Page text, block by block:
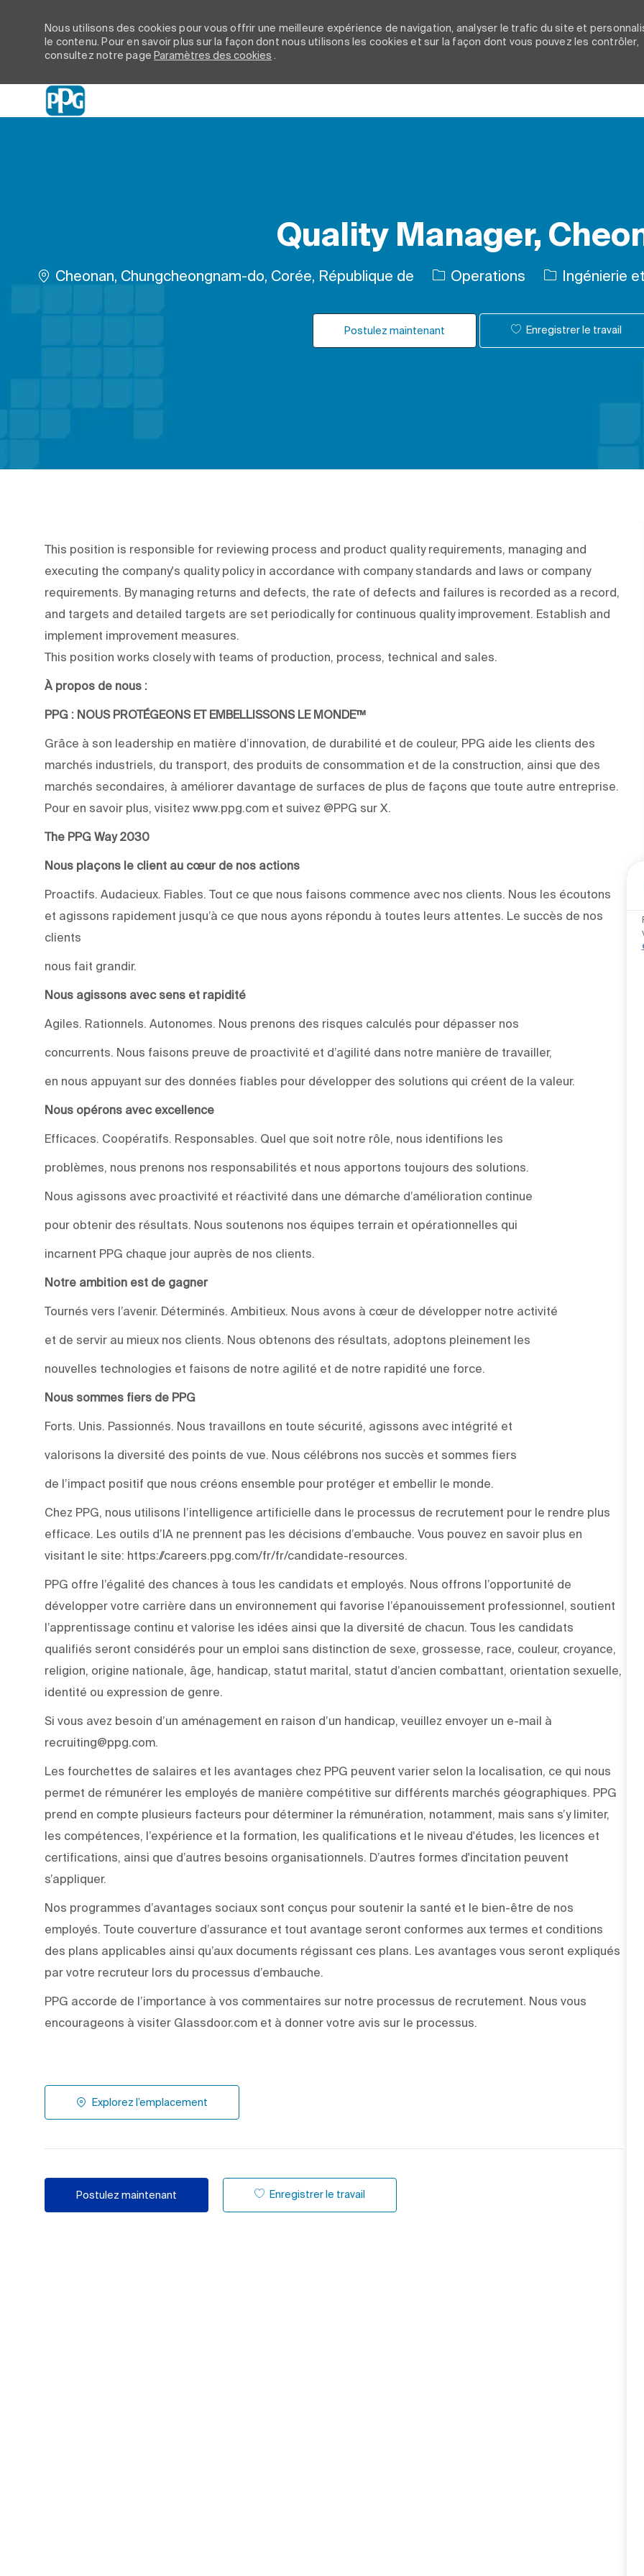
Nous utilisons des cookies pour vous offrir une meilleure expérience de navigation, analyser le trafic du site et
le contenu. Pour en savoir plus sur la façon dont nous utilisons les cookies et sur la façon dont vous pouvez les contrôler,
consultez notre page Paramètres des cookies .
Quality Manager,
Emplacement
Cheonan, Chungcheongnam-do, Corée, République de Operations Catégorie
Ingénierie
Postulez maintenant Enregistrer le travail
This position is responsible for reviewing process and product quality requirements, managing and
executing the company's quality policy in accordance with company standards and laws or company
requirements. By managing returns and defects, the rate of defects and failures is recorded as a record,
and targets and detailed targets are set periodically for continuous quality improvement. Establish and
implement improvement measures.
This position works closely with teams of production, process, technical and sales.
À propos de nous :
PPG : NOUS PROTÉGEONS ET EMBELLISSONS LE MONDE™
Grâce à son leadership en matière d’innovation, de durabilité et de couleur, PPG aide les clients des
marchés industriels, du transport, des produits de consommation et de la construction, ainsi que des
marchés secondaires, à améliorer davantage de surfaces de plus de façons que toute autre entreprise.
Pour en savoir plus, visitez www.ppg.com et suivez @PPG sur X.
The PPG Way 2030
Nous plaçons le client au cœur de nos actions
Proactifs. Audacieux. Fiables. Tout ce que nous faisons commence avec nos clients. Nous les écoutons
et agissons rapidement jusqu’à ce que nous ayons répondu à toutes leurs attentes. Le succès de nos
clients
nous fait grandir.
Nous agissons avec sens et rapidité
Agiles. Rationnels. Autonomes. Nous prenons des risques calculés pour dépasser nos
concurrents. Nous faisons preuve de proactivité et d’agilité dans notre manière de travailler,
en nous appuyant sur des données fiables pour développer des solutions qui créent de la valeur.
Nous opérons avec excellence
Efficaces. Coopératifs. Responsables. Quel que soit notre rôle, nous identifions les
problèmes, nous prenons nos responsabilités et nous apportons toujours des solutions.
Nous agissons avec proactivité et réactivité dans une démarche d’amélioration continue
pour obtenir des résultats. Nous soutenons nos équipes terrain et opérationnelles qui
incarnent PPG chaque jour auprès de nos clients.
Notre ambition est de gagner
Tournés vers l’avenir. Déterminés. Ambitieux. Nous avons à cœur de développer notre activité
et de servir au mieux nos clients. Nous obtenons des résultats, adoptons pleinement les
nouvelles technologies et faisons de notre agilité et de notre rapidité une force.
Nous sommes fiers de PPG
Forts. Unis. Passionnés. Nous travaillons en toute sécurité, agissons avec intégrité et
valorisons la diversité des points de vue. Nous célébrons nos succès et sommes fiers
de l’impact positif que nous créons ensemble pour protéger et embellir le monde.
Chez PPG, nous utilisons l’intelligence artificielle dans le processus de recrutement pour le rendre plus
efficace. Les outils d’IA ne prennent pas les décisions d’embauche. Vous pouvez en savoir plus en
visitant le site: https://careers.ppg.com/fr/fr/candidate-resources.
PPG offre l’égalité des chances à tous les candidats et employés. Nous offrons l’opportunité de
développer votre carrière dans un environnement qui favorise l’épanouissement professionnel, soutient
l’apprentissage continu et valorise les idées ainsi que la diversité de chacun. Tous les candidats
qualifiés seront considérés pour un emploi sans distinction de sexe, grossesse, race, couleur, croyance,
religion, origine nationale, âge, handicap, statut marital, statut d’ancien combattant, orientation sexuelle,
identité ou expression de genre.
Si vous avez besoin d’un aménagement en raison d’un handicap, veuillez envoyer un e-mail à
recruiting@ppg.com.
Les fourchettes de salaires et les avantages chez PPG peuvent varier selon la localisation, ce qui nous
permet de rémunérer les employés de manière compétitive sur différents marchés géographiques. PPG
prend en compte plusieurs facteurs pour déterminer la rémunération, notamment, mais sans s’y limiter,
les compétences, l’expérience et la formation, les qualifications et le niveau d'études, les licences et
certifications, ainsi que d’autres besoins organisationnels. D’autres formes d'incitation peuvent
s’appliquer.
Nos programmes d’avantages sociaux sont conçus pour soutenir la santé et le bien-être de nos
employés. Toute couverture d’assurance et tout avantage seront conformes aux termes et conditions
des plans applicables ainsi qu’aux documents régissant ces plans. Les avantages vous seront expliqués
par votre recruteur lors du processus d’embauche.
PPG accorde de l’importance à vos commentaires sur notre processus de recrutement. Nous vous
encourageons à visiter Glassdoor.com et à donner votre avis sur le processus.
Explorez l’emplacement
Postulez maintenant Enregistrer le travail